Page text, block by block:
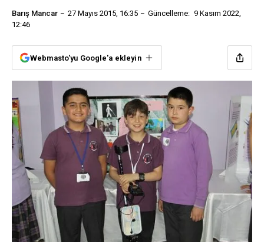
Barış Mancar 27 Mayıs 2015, 16:35 Güncelleme: 9 Kasım 2022,
12:46
Webmasto'yu Google'a ekleyin